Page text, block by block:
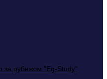
за рубежом "Eg-Study"